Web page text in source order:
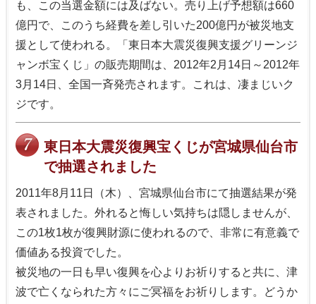
も、この当選金額には及ばない。売り上げ予想額は660
億円で、このうち経費を差し引いた200億円が被災地支
援として使われる。「東日本大震災復興支援グリーンジ
ャンボ宝くじ」の販売期間は、2012年2月14日～2012年
3月14日、全国一斉発売されます。これは、凄まじいク
ジです。
東日本大震災復興宝くじが宮城県仙台市
で抽選されました
2011年8月11日（木）、宮城県仙台市にて抽選結果が発
表されました。外れると悔しい気持ちは隠しませんが、
この1枚1枚が復興財源に使われるので、非常に有意義で
価値ある投資でした。
被災地の一日も早い復興を心よりお祈りすると共に、津
波で亡くなられた方々にご冥福をお祈りします。どうか